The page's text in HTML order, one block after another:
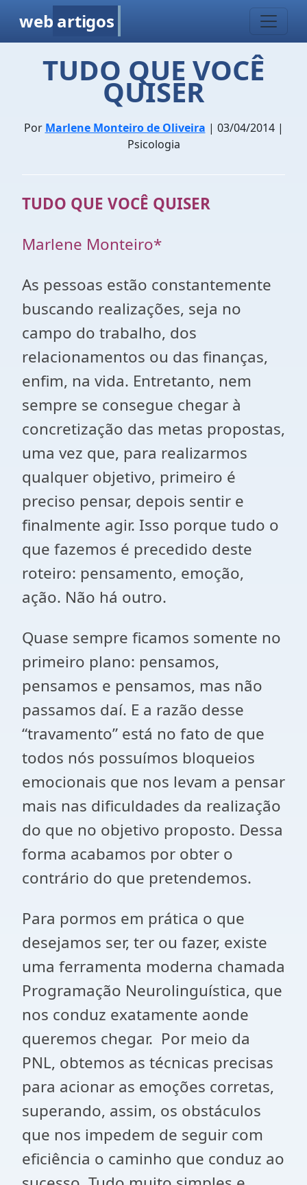
web artigos
TUDO QUE VOCÊ
QUISER
Por Marlene Monteiro de Oliveira | 03/04/2014 |
Psicologia
TUDO QUE VOCÊ QUISER
Marlene Monteiro*
As pessoas estão constantemente
buscando realizações, seja no
campo do trabalho, dos
relacionamentos ou das finanças,
enfim, na vida. Entretanto, nem
sempre se consegue chegar à
concretização das metas propostas,
uma vez que, para realizarmos
qualquer objetivo, primeiro é
preciso pensar, depois sentir e
finalmente agir. Isso porque tudo o
que fazemos é precedido deste
roteiro: pensamento, emoção,
ação. Não há outro.
Quase sempre ficamos somente no
primeiro plano: pensamos,
pensamos e pensamos, mas não
passamos daí. E a razão desse
“travamento” está no fato de que
todos nós possuímos bloqueios
emocionais que nos levam a pensar
mais nas dificuldades da realização
do que no objetivo proposto. Dessa
forma acabamos por obter o
contrário do que pretendemos.
Para pormos em prática o que
desejamos ser, ter ou fazer, existe
uma ferramenta moderna chamada
Programação Neurolinguística, que
nos conduz exatamente aonde
queremos chegar. Por meio da
PNL, obtemos as técnicas precisas
para acionar as emoções corretas,
superando, assim, os obstáculos
que nos impedem de seguir com
eficiência o caminho que conduz ao